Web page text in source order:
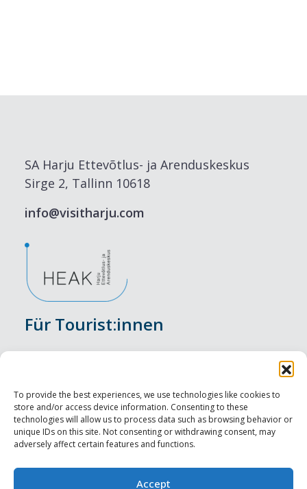
To provide the best experiences, we use technologies like cookies to
store and/or access device information. Consenting to these
technologies will allow us to process data such as browsing behavior or
unique IDs on this site. Not consenting or withdrawing consent, may
adversely affect certain features and functions.
Accept
SA Harju Ettevõtlus- ja Arenduskeskus
Sirge 2, Tallinn 10618
info@visitharju.com
Für Tourist:innen
Unterkunft
Genusserlebnisse
Sehenswürdigkeiten